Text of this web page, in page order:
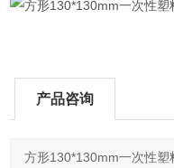
产品咨询